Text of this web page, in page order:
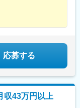
応募する
収43万円以上